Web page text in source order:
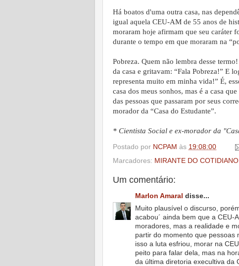
Há boatos d'uma outra casa, nas
igual aquela CEU-AM de 55 anos de
moraram hoje afirmam que seu caráter
durante o tempo em que moraram na
Pobreza. Quem não lembra desse
da casa e gritavam: “Fala Pobreza!” E
representa muito em minha vida!” É,
casa dos meus sonhos, mas é a casa
das pessoas que passaram por seus
morador da “Casa do Estudante”.
* Cientista Social e ex-morador da
Postado por NCPAM às 19:08:00
Marcadores: MIRANTE DO COTIDIANO
Um comentário:
Marlon Amaral disse...
Muito plausível o discurso,
acabou´ ainda bem que a CEU-
moradores, mas a realidade e
partir do momento que pessoas
isso a luta esfriou, morar na
peito para falar dela, mas na
da última diretoria execultiva da